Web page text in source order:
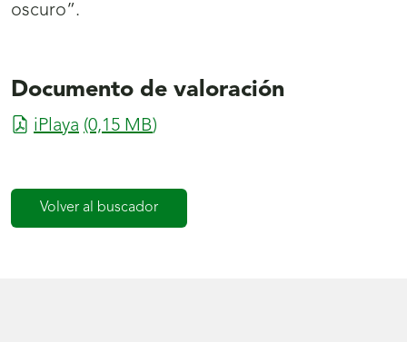
oscuro”.
Documento de valoración
iPlaya (0,15 MB)
Volver al buscador